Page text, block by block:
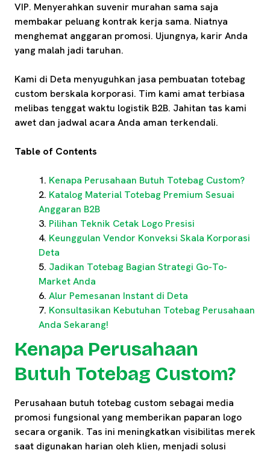
VIP. Menyerahkan suvenir murahan sama saja
membakar peluang kontrak kerja sama. Niatnya
menghemat anggaran promosi. Ujungnya, karir Anda
yang malah jadi taruhan.
Kami di Deta menyuguhkan jasa pembuatan totebag
custom berskala korporasi. Tim kami amat terbiasa
melibas tenggat waktu logistik B2B. Jahitan tas kami
awet dan jadwal acara Anda aman terkendali.
Table of Contents
Kenapa Perusahaan Butuh Totebag Custom?
Katalog Material Totebag Premium Sesuai
Anggaran B2B
Pilihan Teknik Cetak Logo Presisi
Keunggulan Vendor Konveksi Skala Korporasi
Deta
Jadikan Totebag Bagian Strategi Go-To-
Market Anda
Alur Pemesanan Instant di Deta
Konsultasikan Kebutuhan Totebag Perusahaan
Anda Sekarang!
Kenapa Perusahaan
Butuh Totebag Custom?
Perusahaan butuh totebag custom sebagai media
promosi fungsional yang memberikan paparan logo
secara organik. Tas ini meningkatkan visibilitas merek
saat digunakan harian oleh klien, menjadi solusi